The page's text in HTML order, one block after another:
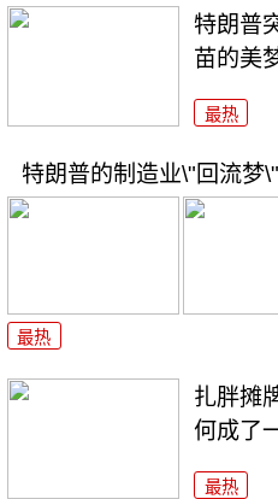
特朗普
苗的美
最热
特朗普的制造业\"回流梦
最热
扎胖摊
何成了
最热